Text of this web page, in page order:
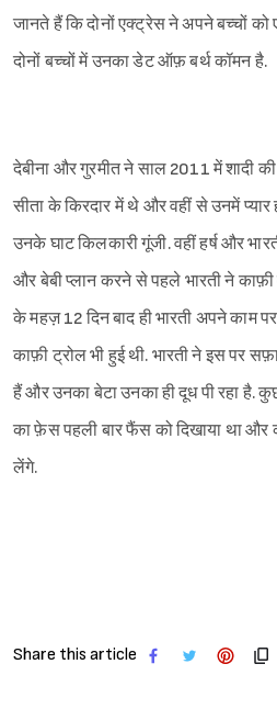
Sign
जानते हैं कि दोनों एक्ट्रेस ने अपने बच्चों को
दोनों बच्चों में उनका डेट ऑफ़ बर्थ कॉमन है.
देबीना और गुरमीत ने साल 2011 में शादी की
सीता के किरदार में थे और वहीं से उनमें प्यार
उनके घाट किलकारी गूंजी. वहीं हर्ष और
और बेबी प्लान करने से पहले भारती ने
के महज़ 12 दिन बाद ही भारती अपने काम
काफ़ी ट्रोल भी हुई थी. भारती ने इस पर
हैं और उनका बेटा उनका ही दूध पी रहा है.
का फ़ेस पहली बार फैंस को दिखाया था
लेंगे.
Share this article